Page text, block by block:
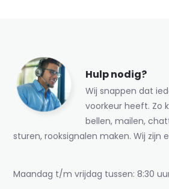
Hulp nodig?
Wij snappen dat
voorkeur heeft. Zo
bellen, mailen,
sturen, rooksignalen maken. Wij zijn
Maandag t/m vrijdag tussen: 8:30